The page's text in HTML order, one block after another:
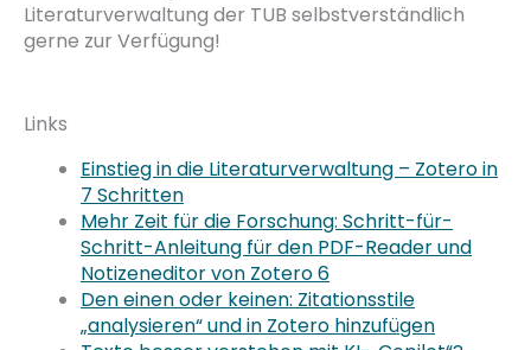
Literaturverwaltung der TUB selbstverständlich
gerne zur Verfügung!
Links
Einstieg in die Literaturverwaltung – Zotero in
7 Schritten
Mehr Zeit für die Forschung: Schritt-für-
Schritt-Anleitung für den PDF-Reader und
Notizeneditor von Zotero 6
Den einen oder keinen: Zitationsstile
„analysieren“ und in Zotero hinzufügen